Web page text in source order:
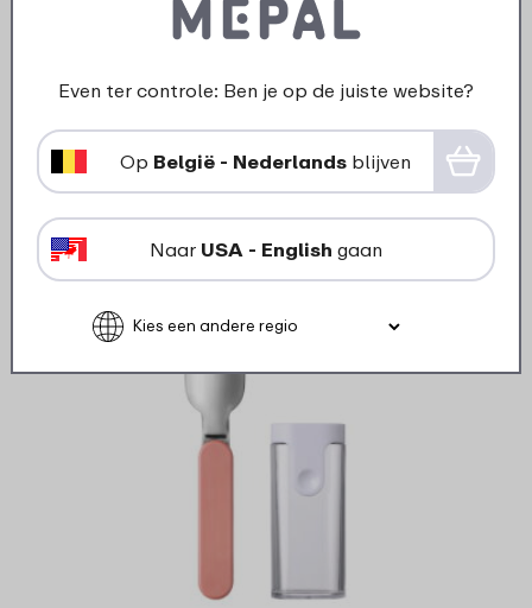
Lunchpot Ellipse - Vivid
17
Bekijk Bestel
Even ter controle: Ben je op de juiste website?
Op België - Nederlands blijven
Naar USA - English gaan